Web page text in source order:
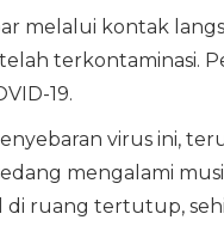
melalui kontak
terkontaminasi.
19.
virus ini,
mengalami
ruang tertutup,